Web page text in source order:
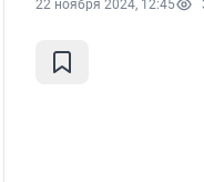
22 ноября 2024, 12:45